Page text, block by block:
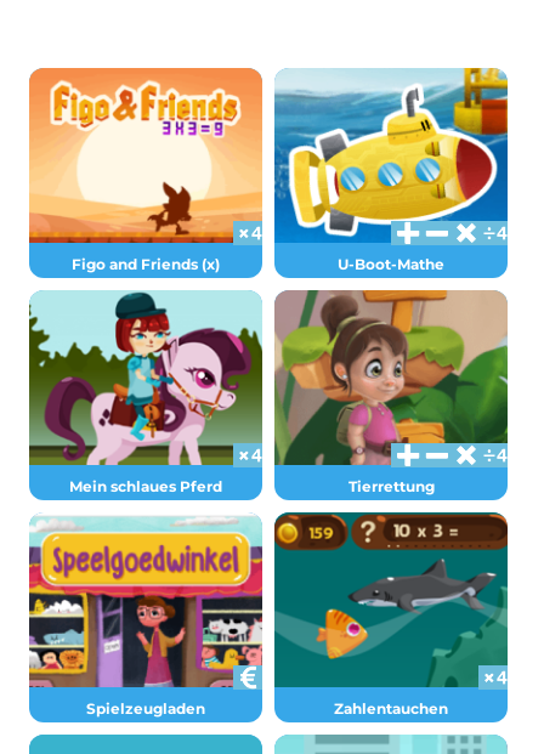
Figo and Friends (x) U-Boot-Mathe
Mein schlaues Pferd Tierrettung
Spielzeugladen Zahlentauchen